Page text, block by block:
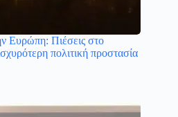
Ευρώπη: Πιέσεις στο
πολιτική προστασία